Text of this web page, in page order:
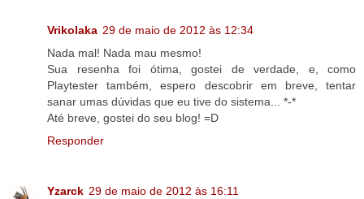
Vrikolaka 29 de maio de 2012 às 12:34
Nada mal! Nada mau mesmo!
Sua resenha foi ótima, gostei de verdade, e, como
Playtester também, espero descobrir em breve, tentar
sanar umas dúvidas que eu tive do sistema... *-*
Até breve, gostei do seu blog! =D
Responder
Yzarck 29 de maio de 2012 às 16:11